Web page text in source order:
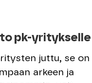
pk-yritykselle
juttu, se on
arkeen ja